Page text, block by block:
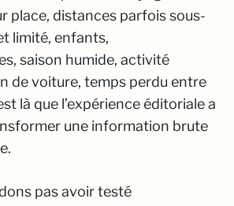
place, distances parfois sous-
limité, enfants,
saison humide, activité
de voiture, temps perdu entre
là que l’expérience éditoriale a
une information brute
pas avoir testé